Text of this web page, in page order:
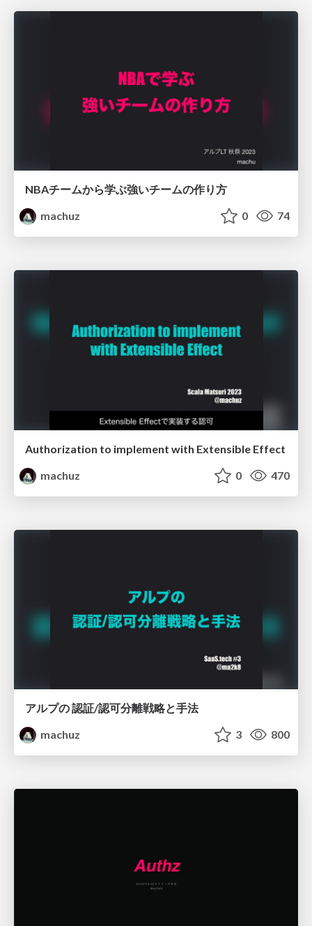
NBAチームから学ぶ強いチームの作り方
machuz
0 74
Authorization to implement with Extensible Effect
machuz
0 470
アルプの 認証/認可分離戦略と手法
machuz
3 800